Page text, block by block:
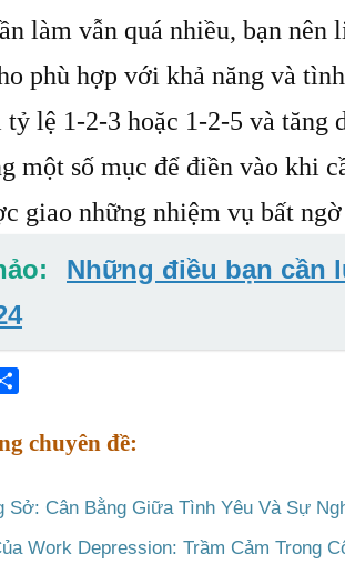
làm vẫn quá nhiều, bạn nên
phù hợp với khả năng và
tỷ lệ 1-2-3 hoặc 1-2-5 và tăng
một số mục để điền vào khi
giao những nhiệm vụ bất
Những điều bạn cần
chuyên đề:
Sở: Cân Bằng Giữa Tình Yêu Và Sự
Work Depression: Trầm Cảm Trong